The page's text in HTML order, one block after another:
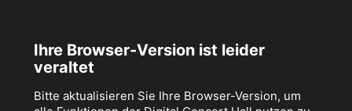
Ihre Browser-Version ist leider
veraltet
Bitte aktualisieren Sie Ihre Browser-Version, um